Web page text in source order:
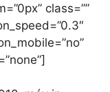
class=””